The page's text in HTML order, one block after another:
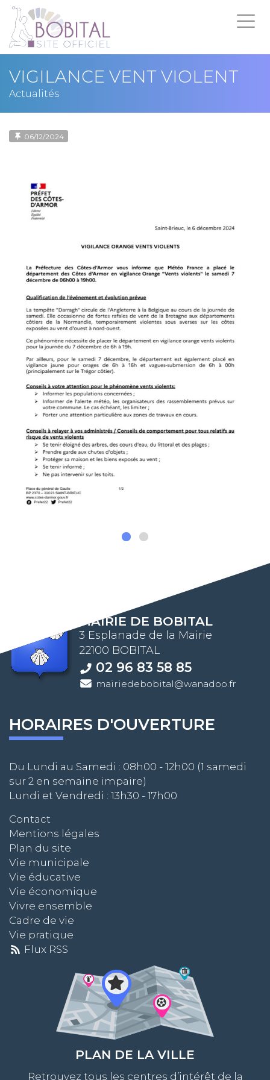
VIGILANCE VENT VIOLENT
Actualités
06/12/2024
MAIRIE DE BOBITAL
3 Esplanade de la Mairie
22100 BOBITAL
02 96 83 58 85
mairiedebobital@wanadoo.fr
HORAIRES D'OUVERTURE
Du Lundi au Samedi : 08h00 - 12h00 (1 samedi
sur 2 en semaine impaire)
Lundi et Vendredi : 13h30 - 17h00
Contact
Mentions légales
Plan du site
Vie municipale
Vie éducative
Vie économique
Vivre ensemble
Cadre de vie
Vie pratique
Flux RSS
PLAN DE LA VILLE
Retrouvez tous les centres d’intérêt de la